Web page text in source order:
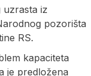
uzrasta iz
pozorišta
RS.
kapaciteta
je predložena